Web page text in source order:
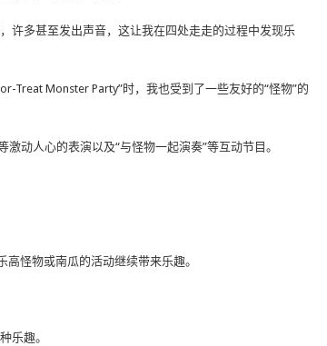
许多甚至发出声音，这让我在四处走走的过程中发现乐
Treat Monster Party”时，我也受到了一些友好的“怪物”的
动人心的表演以及“与怪物一起演奏”等互动节目。
怪物或南瓜的活动继续带来乐趣。
乐趣。